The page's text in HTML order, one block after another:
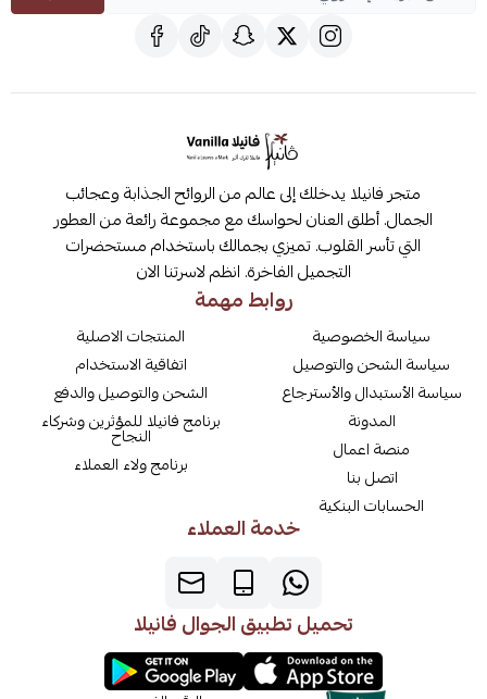
متجر فانيلا يدخلك إلى عالم من الروائح الجذابة وعجائب
الجمال. أطلق العنان لحواسك مع مجموعة رائعة من العطور
التي تأسر القلوب. تميزي بجمالك باستخدام مستحضرات
التجميل الفاخرة. انظم لاسرتنا الان
روابط مهمة
سياسة الخصوصية
سياسة الشحن والتوصيل
سياسة الأستبدال والأسترجاع
المدونة
منصة اعمال
اتصل بنا
الحسابات البنكية
المنتجات الاصلية
اتفاقية الاستخدام
الشحن والتوصيل والدفع
برنامج فانيلا للمؤثرين وشركاء
النجاح
برنامج ولاء العملاء
خدمة العملاء
تحميل تطبيق الجوال فانيلا